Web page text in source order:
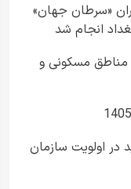
«سرطان جهان»
انجام شد
مناطق مسکونی و
در اولویت سازمان